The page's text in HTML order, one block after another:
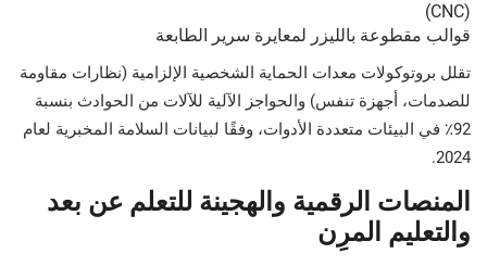
(CNC)
قوالب مقطوعة بالليزر لمعايرة سرير الطابعة
تقلل بروتوكولات معدات الحماية الشخصية الإلزامية (نظارات مقاومة
للصدمات، أجهزة تنفس) والحواجز الآلية للآلات من الحوادث بنسبة
92٪ في البيئات متعددة الأدوات، وفقًا لبيانات السلامة المخبرية لعام
2024.
المنصات الرقمية والهجينة للتعلم عن بعد
والتعليم المرِن